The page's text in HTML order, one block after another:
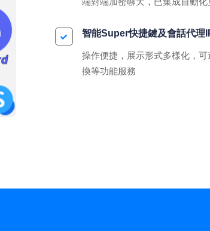
智能Super快捷鍵及會話代理
操作便捷，展示形式多樣化，
換等功能服務